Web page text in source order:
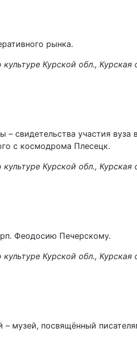
рынка.
культуре Курской обл., Курская
свидетельства участия вуза
с космодрома Плесецк.
культуре Курской обл., Курская
Феодосию Печерскому.
культуре Курской обл., Курская
– музей, посвящённый